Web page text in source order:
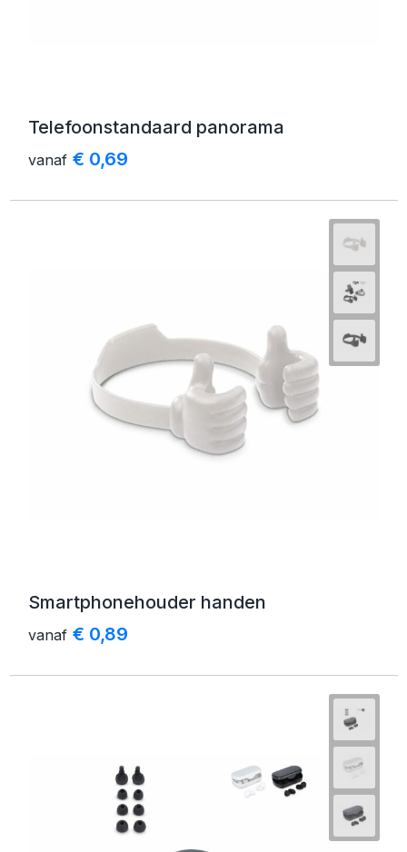
Telefoonstandaard panorama
vanaf € 0,69
Smartphonehouder handen
vanaf € 0,89